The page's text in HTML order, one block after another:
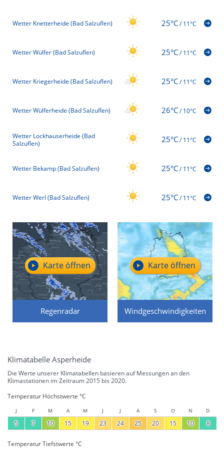
Wetter Knetterheide (Bad Salzuflen) 25°C/11°C
Wetter Wülfer (Bad Salzuflen) 25°C/11°C
Wetter Kriegerheide (Bad Salzuflen) 25°C/11°C
Wetter Wülferheide (Bad Salzuflen) 26°C/10°C
Wetter Lockhauserheide (Bad
Salzuflen)
25°C/11°C
Wetter Bekamp (Bad Salzuflen) 25°C/11°C
Wetter Werl (Bad Salzuflen) 25°C/11°C
Regenradar
Karte öffnen
Windgeschwindigkeiten
Karte öffnen
Klimatabelle Asperheide
Die Werte unserer Klimatabellen basieren auf Messungen an den
Klimastationen im Zeitraum 2015 bis 2020.
Temperatur Höchstwerte °C
J F M A M J J A S O N D
5 7 10 15 19 23 24 25 20 15 10 8
Temperatur Tiefstwerte °C